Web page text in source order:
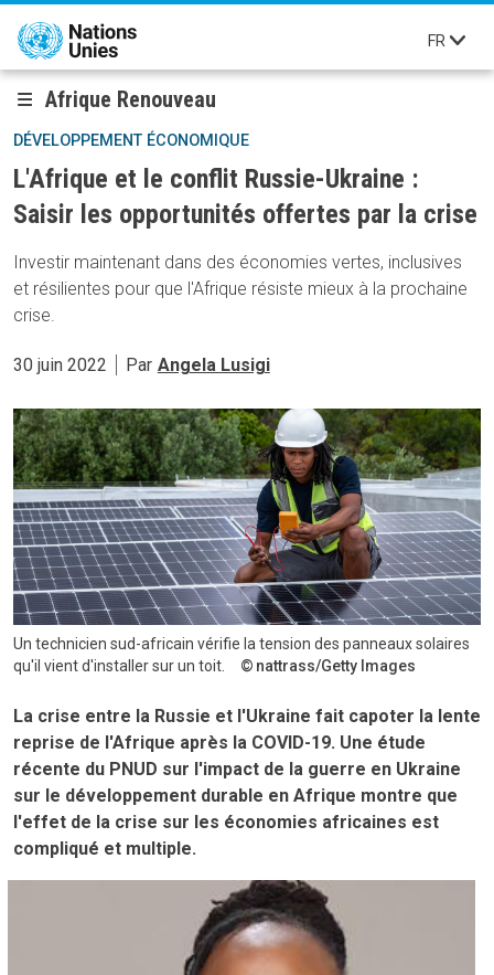
Aller au contenu principal
FR
Afrique Renouveau
DÉVELOPPEMENT ÉCONOMIQUE
L'Afrique et le conflit Russie-Ukraine :
Saisir les opportunités offertes par la crise
Investir maintenant dans des économies vertes, inclusives
et résilientes pour que l'Afrique résiste mieux à la prochaine
crise.
30 juin 2022 Par Angela Lusigi
Un technicien sud-africain vérifie la tension des panneaux solaires
qu'il vient d'installer sur un toit.
nattrass/Getty Images
La crise entre la Russie et l'Ukraine fait capoter la lente
reprise de l'Afrique après la COVID-19. Une étude
récente du PNUD sur l'impact de la guerre en Ukraine
sur le développement durable en Afrique montre que
l'effet de la crise sur les économies africaines est
compliqué et multiple.